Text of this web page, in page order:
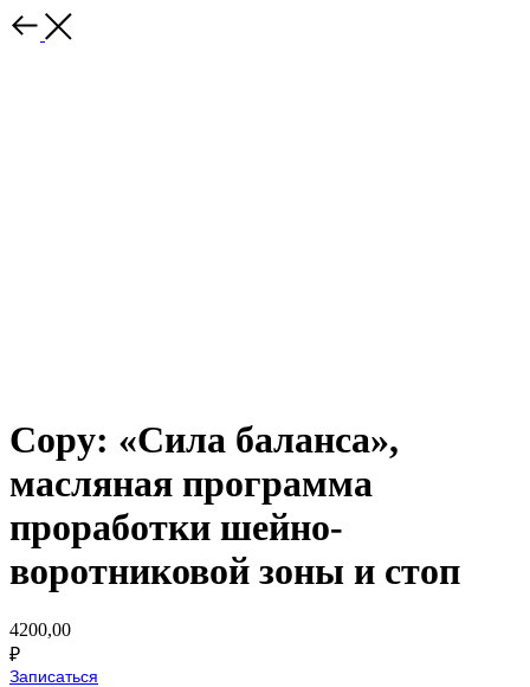
Copy: «Сила баланса»,
масляная программа
проработки шейно-
воротниковой зоны и стоп
4200,00
₽
Записаться